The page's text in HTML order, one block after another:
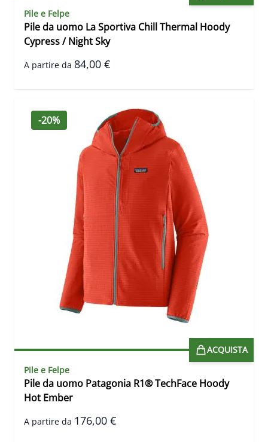
Pile e Felpe
Pile da uomo La Sportiva Chill Thermal Hoody
Cypress / Night Sky
A partire da 84,00 €
-20%
ACQUISTA
Pile e Felpe
Pile da uomo Patagonia R1® TechFace Hoody
Hot Ember
A partire da 176,00 €